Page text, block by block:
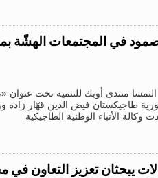
في المجتمعات الهشّة
النمسا منتدى أوبك للتنمية تحت
طاجيكستان فيض الدين قهّار زاده
الأنباء الوطنية الطاجيكية
يبحثان تعزيز التعاون في